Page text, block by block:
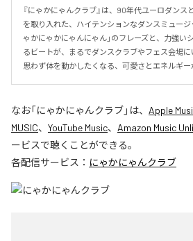
『にゃかにゃんクラブ』は、90年代ユーロダン
を取り入れた、ハイテンションなダンスミュージ
ゃかにゃかにゃんにゃん」のフレーズと、力強い
るビートが、まるでダンスクラブやフェス会場に
思わず体を動かしたくなる、可愛さとエネルギー
なお「にゃかにゃんクラブ」は、 Apple
MUSIC、 YouTube Music、 Amazon Music
ービスで聴くことができる。
各配信サービス： にゃかにゃんクラブ